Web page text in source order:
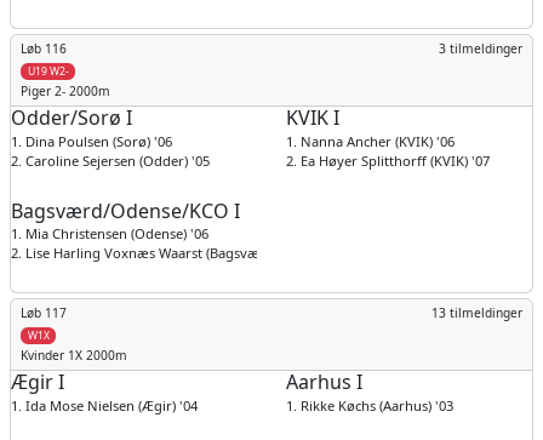
Løb 116 3 tilmeldinger
U19 W2-
Piger 2- 2000m
Odder/Sorø I
1. Dina Poulsen (Sorø) '06
2. Caroline Sejersen (Odder) '05
KVIK I
1. Nanna Ancher (KVIK) '06
2. Ea Høyer Splitthorff (KVIK) '07
Bagsværd/Odense/KCO I
1. Mia Christensen (Odense) '06
2. Lise Harling Voxnæs Waarst (Bagsværd) '07
Løb 117 13 tilmeldinger
W1X
Kvinder 1X 2000m
Ægir I
1. Ida Mose Nielsen (Ægir) '04
Aarhus I
1. Rikke Køchs (Aarhus) '03